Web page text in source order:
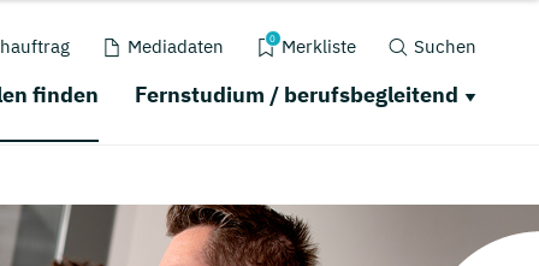
Mediadaten 0 Merkliste Suchen
finden Fernstudium / berufsbegleitend